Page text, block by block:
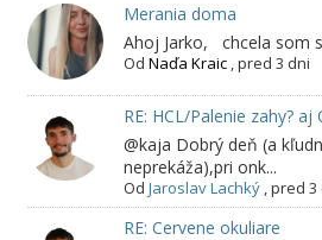
Merania doma
Ahoj Jarko, chcela som
Od Naďa Kraic,pred 3 dni
RE: HCL/Palenie zahy?
@kaja Dobrý deň (a
neprekáža),pri onk...
Od Jaroslav Lachký,pred 3
RE: Cervene okuliare